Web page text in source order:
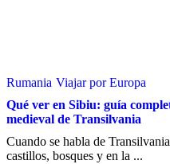
Rumania Viajar por Europa
Qué ver en Sibiu: guía
medieval de Transilvania
Cuando se habla de
castillos, bosques y en la ...